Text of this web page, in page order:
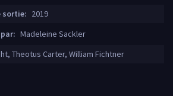
sortie: 2019
Madeleine Sackler
Theotus Carter, William Fichtner